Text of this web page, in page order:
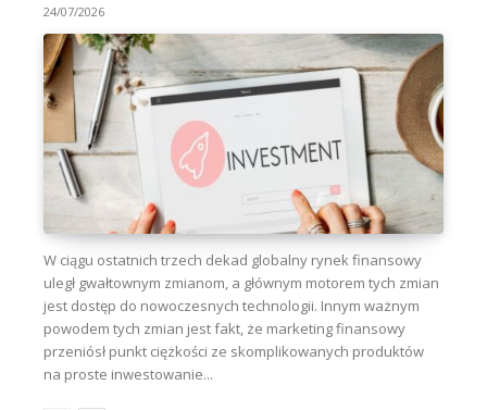
24/07/2026
W ciągu ostatnich trzech dekad globalny rynek finansowy
uległ gwałtownym zmianom, a głównym motorem tych zmian
jest dostęp do nowoczesnych technologii. Innym ważnym
powodem tych zmian jest fakt, że marketing finansowy
przeniósł punkt ciężkości ze skomplikowanych produktów
na proste inwestowanie...